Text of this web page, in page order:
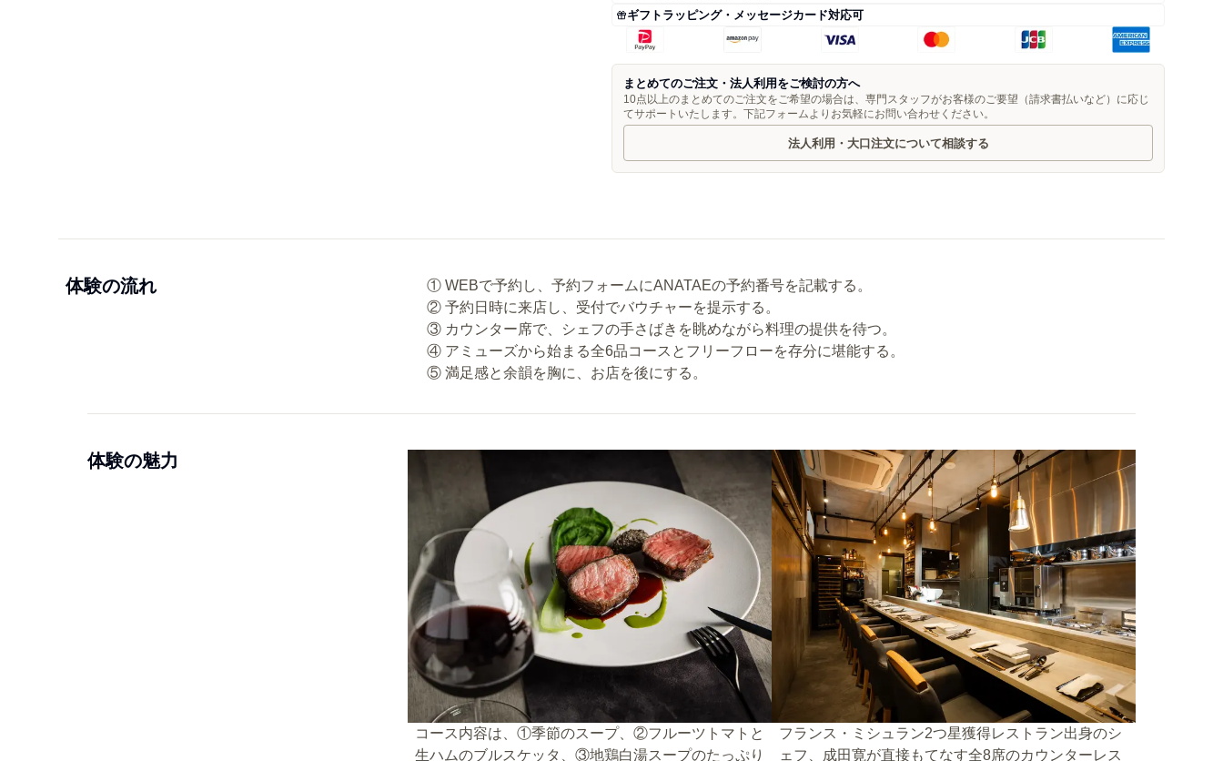
ギフトラッピング・メッセージカード対応可
まとめてのご注文・法人利用をご検討の方へ
10点以上のまとめてのご注文をご希望の場合は、専門スタッフがお客様のご要望（請求書払いなど）に応じ
てサポートいたします。下記フォームよりお気軽にお問い合わせください。
法人利用・大口注文について相談する
体験の流れ
① WEBで予約し、予約フォームにANATAEの予約番号を記載する。
② 予約日時に来店し、受付でバウチャーを提示する。
③ カウンター席で、シェフの手さばきを眺めながら料理の提供を待つ。
④ アミューズから始まる全6品コースとフリーフローを存分に堪能する。
⑤ 満足感と余韻を胸に、お店を後にする。
体験の魅力
コース内容は、①季節のスープ、②フルーツトマトと
生ハムのブルスケッタ、③地鶏白湯スープのたっぷり
フランス・ミシュラン2つ星獲得レストラン出身のシ
ェフ、成田寛が直接もてなす全8席のカウンターレス